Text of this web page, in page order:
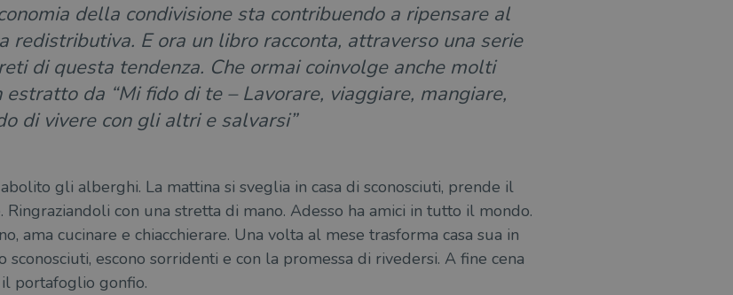
della condivisione sta contribuendo a ripensare al
redistributiva. E ora un libro racconta, attraverso una serie
di questa tendenza. Che ormai coinvolge anche molti
da “Mi fido di te – Lavorare, viaggiare, mangiare,
di vivere con gli altri e salvarsi”
gli alberghi. La mattina si sveglia in casa di sconosciuti, prende il
con una stretta di mano. Adesso ha amici in tutto il mondo.
ama cucinare e chiacchierare. Una volta al mese trasforma casa sua in
escono sorridenti e con la promessa di rivedersi. A fine cena
portafoglio gonfio.